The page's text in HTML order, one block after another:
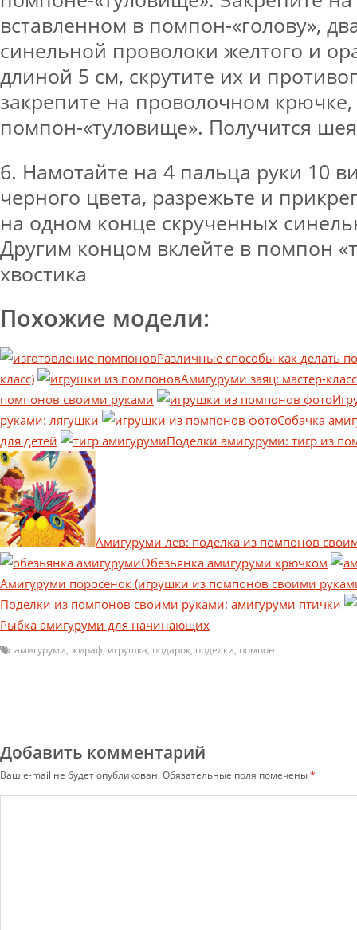
вставленном в помпон-«голову»,
синельной проволоки желтого и
длиной 5 см, скрутите их и
закрепите на проволочном
помпон-«туловище». Получится
6. Намотайте на 4 пальца руки 10
черного цвета, разрежьте и
на одном конце скрученных
Другим концом вклейте в помпон
хвостика
Похожие модели:
Различные способы как делать
класс)
Амигуруми заяц: мастер-
помпонов своими руками
руками: лягушки
Собачка
для детей
Поделки амигуруми: тигр из
Амигуруми лев: поделка из помпонов
Обезьянка амигуруми крючком
Амигуруми поросенок (игрушки из помпонов своими
Поделки из помпонов своими руками: амигуруми птички
Рыбка амигуруми для начинающих
амигуруми, жираф, игрушка, подарок, поделки, помпон
Добавить комментарий
Ваш e-mail не будет опубликован.Обязательные поля помечены*